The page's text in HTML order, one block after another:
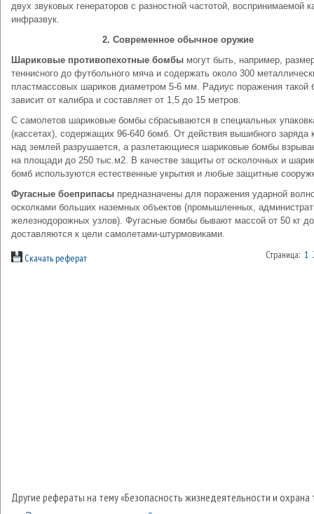
двух звуковых генераторов с разностной частотой, воспринимаемой
инфразвук.
2. Современное обычное оружие
Шариковые противопехотные бомбы могут быть, например,
теннисного до футбольного мяча и содержать около 300
пластмассовых шариков диаметром 5-6 мм. Радиус поражения такой
зависит от калибра и составляет от 1,5 до 15 метров.
С самолетов шариковые бомбы сбрасываются в специальных
(кассетах), содержащих 96-640 бомб. От действия вышибного заряда
над землей разрушается, а разлетающиеся шариковые бомбы
на площади до 250 тыс.м2. В качестве защиты от осколочных и
бомб используются естественные укрытия и любые защитные
Фугасные боеприпасы предназначены для поражения ударной
осколками больших наземных объектов (промышленных,
железнодорожных узлов). Фугасные бомбы бывают массой от 50 кг
доставляются к цели самолетами-штурмовиками.
Скачать реферат Страница: 1
Другие рефераты на тему «Безопасность жизнедеятельности и охрана